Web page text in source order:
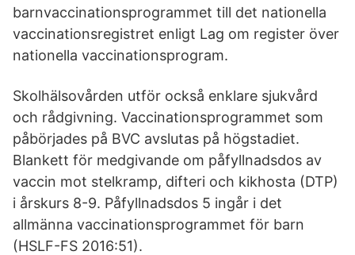
barnvaccinationsprogrammet till det nationella
vaccinationsregistret enligt Lag om register över
nationella vaccinationsprogram.
Skolhälsovården utför också enklare sjukvård
och rådgivning. Vaccinationsprogrammet som
påbörjades på BVC avslutas på högstadiet.
Blankett för medgivande om påfyllnadsdos av
vaccin mot stelkramp, difteri och kikhosta (DTP)
i årskurs 8-9. Påfyllnadsdos 5 ingår i det
allmänna vaccinationsprogrammet för barn
(HSLF-FS 2016:51).